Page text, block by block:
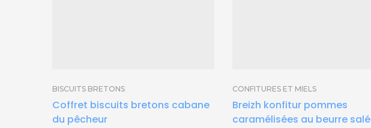
BISCUITS BRETONS
Coffret biscuits bretons cabane
du pêcheur
CONFITURES ET MIELS
Breizh konfitur pommes
caramélisées au beurre salé